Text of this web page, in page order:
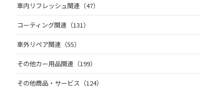
車内リフレッシュ関連（47）
コーティング関連（131）
車外リペア関連（55）
その他カー用品関連（199）
その他商品・サービス（124）